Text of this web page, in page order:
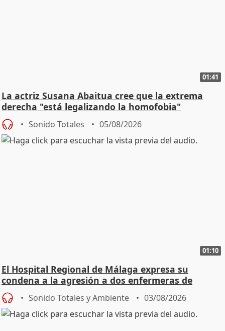
01:41
La actriz Susana Abaitua cree que la extrema
derecha "está legalizando la homofobia"
Sonido Totales 05/08/2026
01:10
El Hospital Regional de Málaga expresa su
condena a la agresión a dos enfermeras de
Urgencias
Sonido Totales y Ambiente 03/08/2026